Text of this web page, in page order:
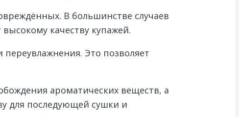
В большинстве случаев
качеству купажей.
Это позволяет
ароматических веществ, а
для последующей сушки и